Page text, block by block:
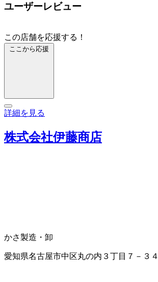
ユーザーレビュー
この店舗を応援する！
ここから応援
詳細を見る
株式会社伊藤商店
かさ製造・卸
愛知県名古屋市中区丸の内３丁目７－３４